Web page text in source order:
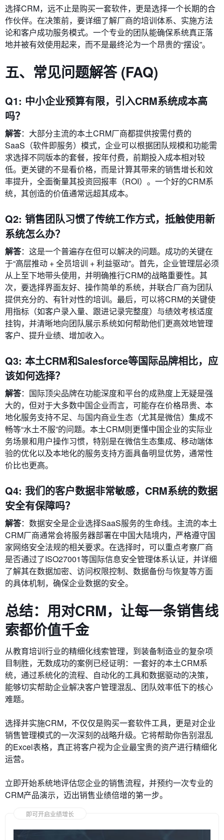
选择CRM，远不止是购买一套软件，更是选择一个长期的合
作伙伴。在决策前，要详细了解厂商的培训体系、实施方法
论和客户成功服务模式。一个专业的团队能确保系统真正落
地并被有效使用起来，而不是最终沦为一个昂贵的“摆设”。
五、常见问题解答 (FAQ)
Q1: 中小企业预算有限，引入CRM系统成本高
吗？
解答：大部分主流的本土CRM厂商都提供按需付费的
SaaS（软件即服务）模式，企业可以根据团队规模和功能需
求选择不同版本的套餐，按年付费，前期投入成本相对较
低。更关键的不是看价格，而是计算其带来的销售增长和效
率提升，全面衡量其投资回报率（ROI）。一个好的CRM系
统，其创造的价值通常远超其成本。
Q2: 销售团队习惯了传统工作方式，抵触使用新
系统怎么办？
解答：这是一个普遍存在但可以解决的问题。成功的关键在
于“高层推动 + 全员培训 + 利益驱动”。首先，企业管理层必须
从上至下地带头使用，并明确推行CRM的战略重要性。其
次，要选择界面友好、操作简单的系统，并联合厂商为团队
提供充分的、有针对性的培训。最后，可以将CRM的关键使
用指标（如客户录入量、跟进记录完整度）与绩效考核适度
挂钩，并清晰地向团队展示系统如何帮助他们更高效地管理
客户、提升业绩、增加收入。
Q3: 本土CRM和Salesforce等国际品牌相比，应
该如何选择？
解答：国际顶尖品牌在功能深度和平台的成熟度上无疑是强
大的，但对于大多数中国企业而言，可能存在价格昂贵、本
地化服务支持不足、与国内商业生态（尤其是微信）集成不
畅等“水土不服”的问题。本土CRM则更懂中国企业的实际业
务场景和用户操作习惯，特别是在微信生态集成、移动端体
验的优化以及本地化的服务支持方面具备明显优势，通常性
价比也更高。
Q4: 我们的客户数据非常敏感，CRM系统的数据
安全有保障吗？
解答：数据安全是企业选择SaaS服务的生命线。主流的本土
CRM厂商通常会将服务器部署在中国大陆境内，严格遵守国
家网络安全法规的相关要求。在选择时，可以重点考察厂商
是否通过了ISO27001等国际信息安全管理体系认证，并详细
了解其在数据加密、访问权限控制、数据备份与恢复等方面
的具体机制，确保企业数据的安全。
总结：用对CRM，让每一条销售线
索都价值千金
从教育培训行业的精细化线索管理，到装备制造业的复杂项
目制胜，无数成功的案例已经证明：一套好的本土CRM系
统，通过系统化的流程、自动化的工具和数据驱动的决策，
能够切实帮助企业解决客户管理混乱、团队效率低下的核心
难题。
选择并实施CRM，不仅仅是购买一套软件工具，更是对企业
销售管理模式的一次深刻的战略升级。它将帮助你告别混乱
的Excel表格，真正将客户视为企业最宝贵的资产进行精细化
运营。
立即开始系统地评估您企业的销售流程，并预约一次专业的
CRM产品演示，迈出销售业绩倍增的第一步。
即可开启业绩增长